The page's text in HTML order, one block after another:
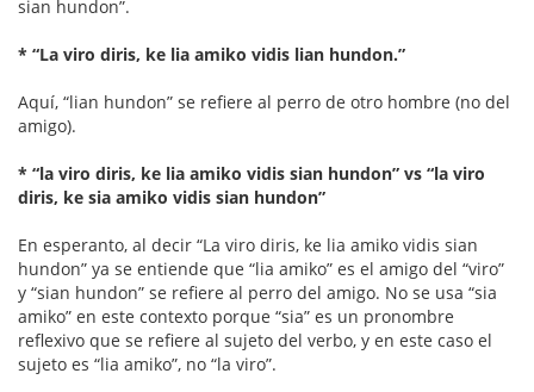
sian hundon”.
* “La viro diris, ke lia amiko vidis lian hundon.”
Aquí, “lian hundon” se refiere al perro de otro hombre (no del
amigo).
* “la viro diris, ke lia amiko vidis sian hundon” vs “la viro
diris, ke sia amiko vidis sian hundon”
En esperanto, al decir “La viro diris, ke lia amiko vidis sian
hundon” ya se entiende que “lia amiko” es el amigo del “viro”
y “sian hundon” se refiere al perro del amigo. No se usa “sia
amiko” en este contexto porque “sia” es un pronombre
reflexivo que se refiere al sujeto del verbo, y en este caso el
sujeto es “lia amiko”, no “la viro”.